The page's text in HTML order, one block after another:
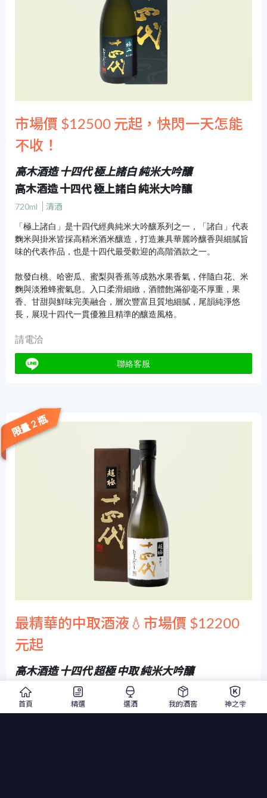
市場價 $12500 元起，快閃一天怎能
不收！
高木酒造 十四代 極上諸白 純米大吟釀
高木酒造 十四代 極上諸白 純米大吟釀
720ml
清酒
「極上諸白」是十四代經典純米大吟釀系列之一，「諸白」代表
麴米與掛米皆採高精米酒米釀造，打造兼具華麗吟釀香與細膩旨
味的代表作品，也是十四代最受歡迎的高階酒款之一。
散發白桃、哈密瓜、蜜梨與香蕉等成熟水果香氣，伴隨白花、米
麴與淡雅蜂蜜氣息。入口柔滑細緻，酒體飽滿卻毫不厚重，果
香、甘甜與鮮味完美融合，層次豐富且質地細膩，尾韻純淨悠
長，展現十四代一貫優雅且精準的釀造風格。
請電洽
聯絡客服
限量 2 瓶
最精華的中取酒液💧市場價 $12200
元起
高木酒造 十四代 超極 中取 純米大吟釀
高木酒造 十四代 超極 中取 純米大吟釀
720ml
首頁 精選 選酒 我的酒窖 神之雫